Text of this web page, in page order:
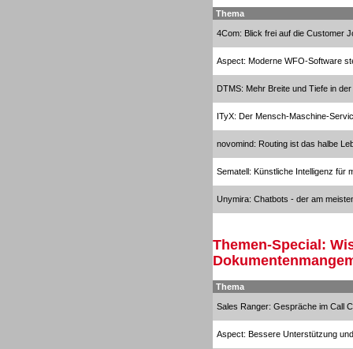
Thema
4Com: Blick frei auf die Customer
Aspect: Moderne WFO-Software
DTMS: Mehr Breite und Tiefe in
ITyX: Der Mensch-Maschine-
novomind: Routing ist das halbe
Sematell: Künstliche Intelligenz für
Unymira: Chatbots - der am
Themen-Special:
Thema
Sales Ranger: Gespräche im Call
Aspect: Bessere Unterstützung